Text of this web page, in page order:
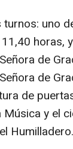
uno
horas,
de
de
de
y el
Humilladero.